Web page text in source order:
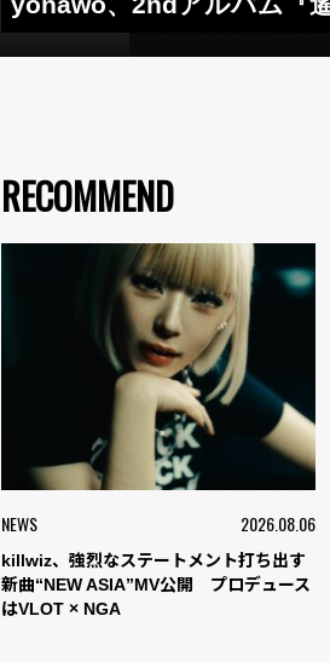
RECOMMEND
NEWS 2026.08.06
killwiz、強烈なステートメント打ち出す
新曲“NEW ASIA”MV公開 プロデュース
はVLOT × NGA